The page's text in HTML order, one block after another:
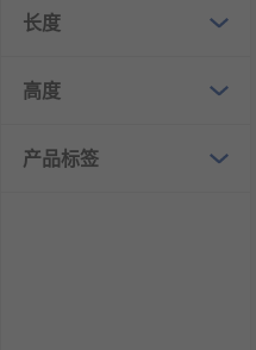
RS为您提供了不同品
长度
高度
产品标签